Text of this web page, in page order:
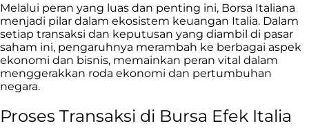
Melalui peran yang luas dan penting ini, Borsa Italiana
menjadi pilar dalam ekosistem keuangan Italia. Dalam
setiap transaksi dan keputusan yang diambil di pasar
saham ini, pengaruhnya merambah ke berbagai aspek
ekonomi dan bisnis, memainkan peran vital dalam
menggerakkan roda ekonomi dan pertumbuhan
negara.
Proses Transaksi di Bursa Efek Italia